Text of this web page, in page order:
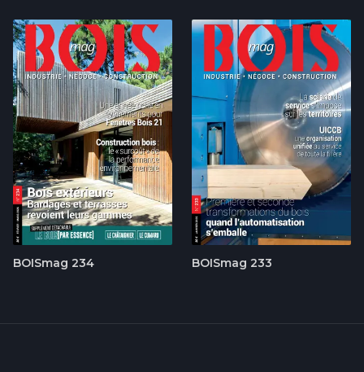
BOISmag 234 BOISmag 233